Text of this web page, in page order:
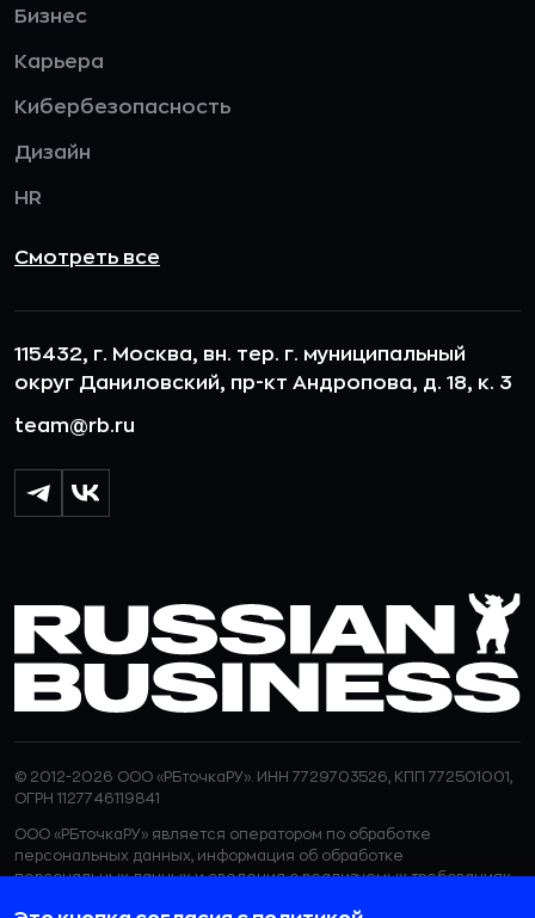
Бизнес
Карьера
Кибербезопасность
Дизайн
HR
Смотреть все
115432, г. Москва, вн. тер. г. муниципальный
округ Даниловский, пр-кт Андропова, д. 18, к. 3
team@rb.ru
© 2012-2026 ООО «РБточкаРУ». ИНН 7729703526, КПП 772501001,
ОГРН 1127746119841
ООО «РБточкаРУ» является оператором по обработке
персональных данных, информация об обработке
персональных данных и сведения о реализуемых требованиях